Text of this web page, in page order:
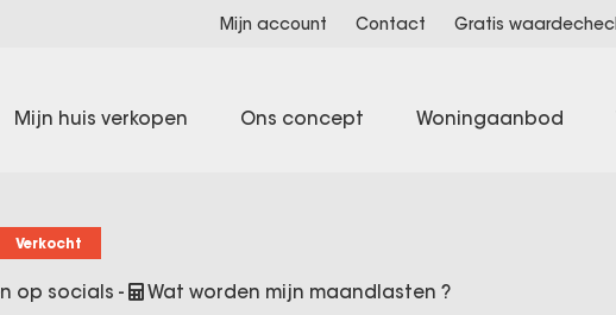
Mijn account Contact Gratis
Mijn huis verkopen Ons concept Woningaanbod
Verkocht
op socials - Wat worden mijn maandlasten ?